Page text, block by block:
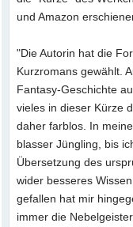
und Amazon
"Die Autorin hat die
Kurzromans gewählt.
Fantasy-Geschichte
vieles in dieser Kürze
daher farblos. In
blasser Jüngling, bis
Übersetzung des
wider besseres
gefallen hat mir
immer die